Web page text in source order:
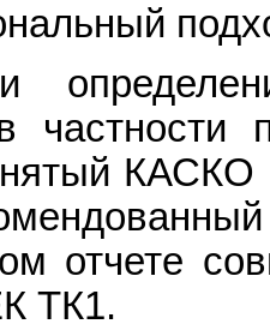
КАСКО
отчете
ТК1.